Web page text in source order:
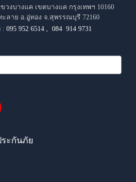
วงบางแค เขตบางแค กรุงเทพฯ 10160
ะลาย อ.อู่ทอง จ.สุพรรณบุรี 72160
: 095 952 6514 ,084 914 9731
ะกันภัย